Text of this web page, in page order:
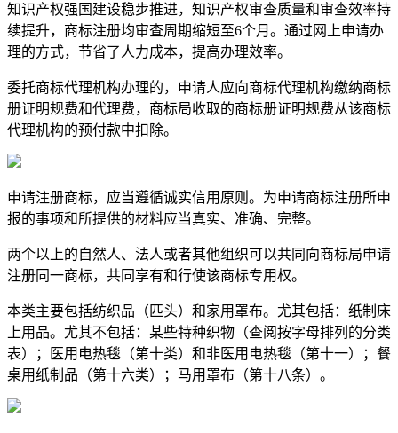
知识产权强国建设稳步推进，知识产权审查质量和审查效率持
续提升，商标注册均审查周期缩短至6个月。通过网上申请办
理的方式，节省了人力成本，提高办理效率。
委托商标代理机构办理的，申请人应向商标代理机构缴纳商标
册证明规费和代理费，商标局收取的商标册证明规费从该商标
代理机构的预付款中扣除。
申请注册商标，应当遵循诚实信用原则。为申请商标注册所申
报的事项和所提供的材料应当真实、准确、完整。
两个以上的自然人、法人或者其他组织可以共同向商标局申请
注册同一商标，共同享有和行使该商标专用权。
本类主要包括纺织品（匹头）和家用罩布。尤其包括：纸制床
上用品。尤其不包括：某些特种织物（查阅按字母排列的分类
表）；医用电热毯（第十类）和非医用电热毯（第十一）；餐
桌用纸制品（第十六类）；马用罩布（第十八条）。